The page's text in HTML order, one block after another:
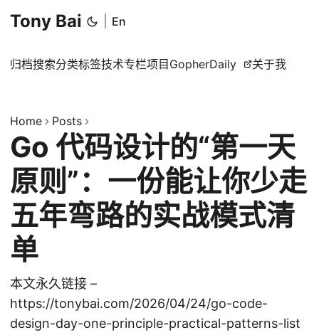
Tony Bai En
归档搜索分类标签技术专栏项目 GopherDaily 关于我
Home Posts
Go 代码设计的“第一天
原则”：一份能让你少走
五年弯路的实战模式清
单
本文永久链接 –
https://tonybai.com/2026/04/24/go-code-
design-day-one-principle-practical-patterns-list